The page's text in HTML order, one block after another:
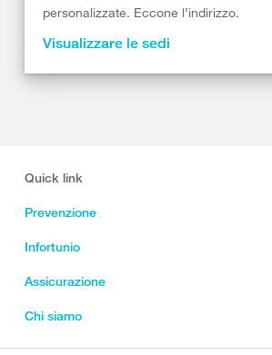
personalizzate. Eccone l’indirizzo.
Visualizzare le sedi
Quick link
Prevenzione
Infortunio
Assicurazione
Chi siamo